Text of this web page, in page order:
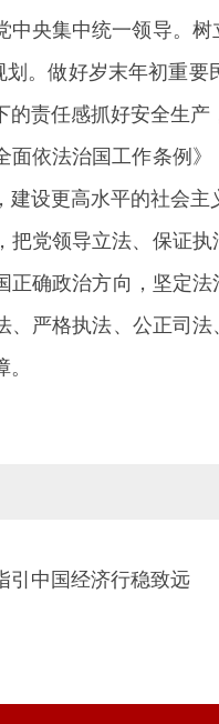
央集中统一领导。
划。做好岁末年初重
责任感抓好安全生产
面依法治国工作条例
设更高水平的社会主
把党领导立法、保证
正确政治方向，坚定
严格执法、公正司
中国经济行稳致远